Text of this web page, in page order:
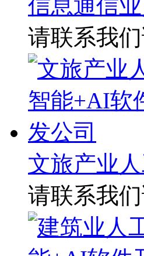
信息通信
请联系我
文旅产业
请联系我